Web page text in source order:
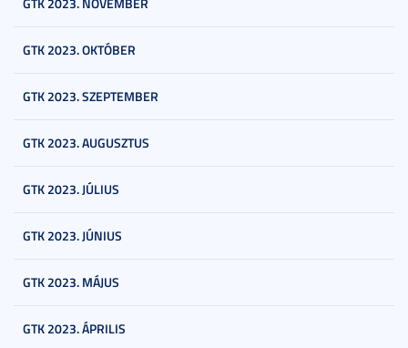
GTK 2023. OKTÓBER
GTK 2023. SZEPTEMBER
GTK 2023. AUGUSZTUS
GTK 2023. JÚLIUS
GTK 2023. JÚNIUS
GTK 2023. MÁJUS
GTK 2023. ÁPRILIS